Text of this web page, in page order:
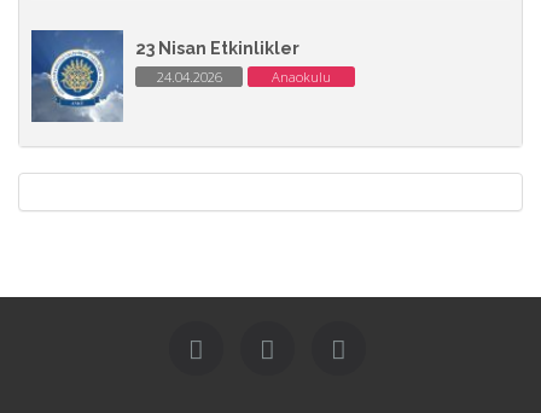
23 Nisan Etkinlikler
24.04.2026 Anaokulu